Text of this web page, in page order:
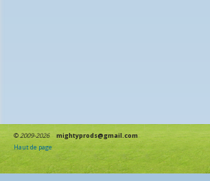
©2009-2026
mightyprods@gmail.com
Haut de page